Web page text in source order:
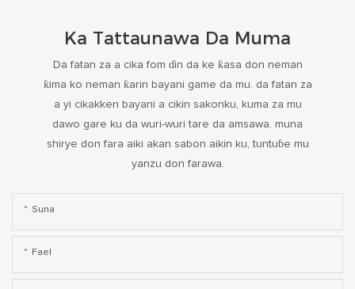
Ka Tattaunawa Da Muma
Da fatan za a cika fom ɗin da ke ƙasa don neman
ƙima ko neman ƙarin bayani game da mu. da fatan za
a yi cikakken bayani a cikin sakonku, kuma za mu
dawo gare ku da wuri-wuri tare da amsawa. muna
shirye don fara aiki akan sabon aikin ku, tuntuɓe mu
yanzu don farawa.
Suna
Fael